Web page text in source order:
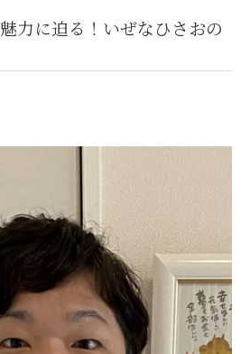
力に迫る！いぜなひさおの